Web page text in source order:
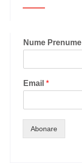
Nume Prenume
Email *
Abonare